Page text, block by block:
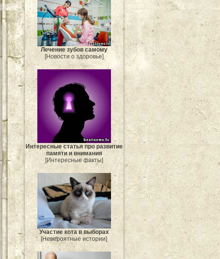
Лечение зубов самому
[Новости о здоровье]
Интересные статья про развитие
памяти и внимания
[Интересные факты]
Участие кота в выборах
[Невероятные истории]